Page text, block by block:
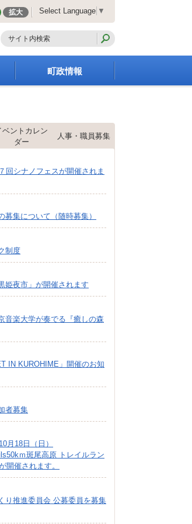
拡大 Select Language ▼
町政情報
庁舎案内
町長の部屋
施策・計画
選挙
財政・行政改革
町制70周年記念
ベントカレン
ダー
人事・職員募集
回シナノフェスが開催されま
募集について（随時募集）
制度
姫夜市」が開催されます
音楽大学が奏でる『癒しの森
IN KUROHIME」開催のお知
者募集
月18日（日）
ｍ斑尾高原 トレイルラン
開催されます。
り推進委員会 公募委員を募集